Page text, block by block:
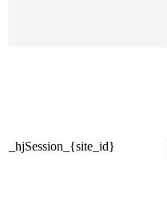
_hjSession_{site_id}